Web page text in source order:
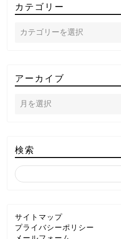
カテゴリー
アーカイブ
検索
サイトマップ
プライバシーポリシー
～DA